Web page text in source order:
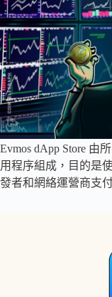
Evmos dApp Store 由
用程序組成，目的是
發者和網絡運營商支